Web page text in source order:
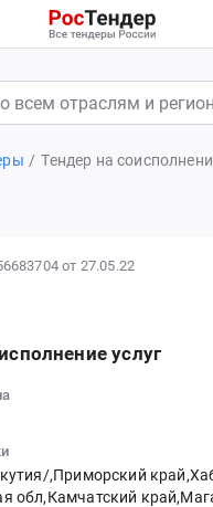
Тендер на
от 27.05.22
услуг
,Приморский
обл,Камчатский